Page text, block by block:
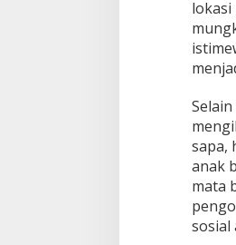
lokasi
sapa,
anak
mata
sosial